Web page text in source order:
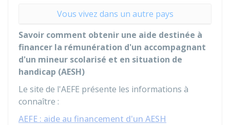
Vous vivez dans un autre pays
Savoir comment obtenir une aide destinée à
financer la rémunération d'un accompagnant
d'un mineur scolarisé et en situation de
handicap (AESH)
Le site de l'AEFE présente les informations à
connaître :
AEFE : aide au financement d'un AESH